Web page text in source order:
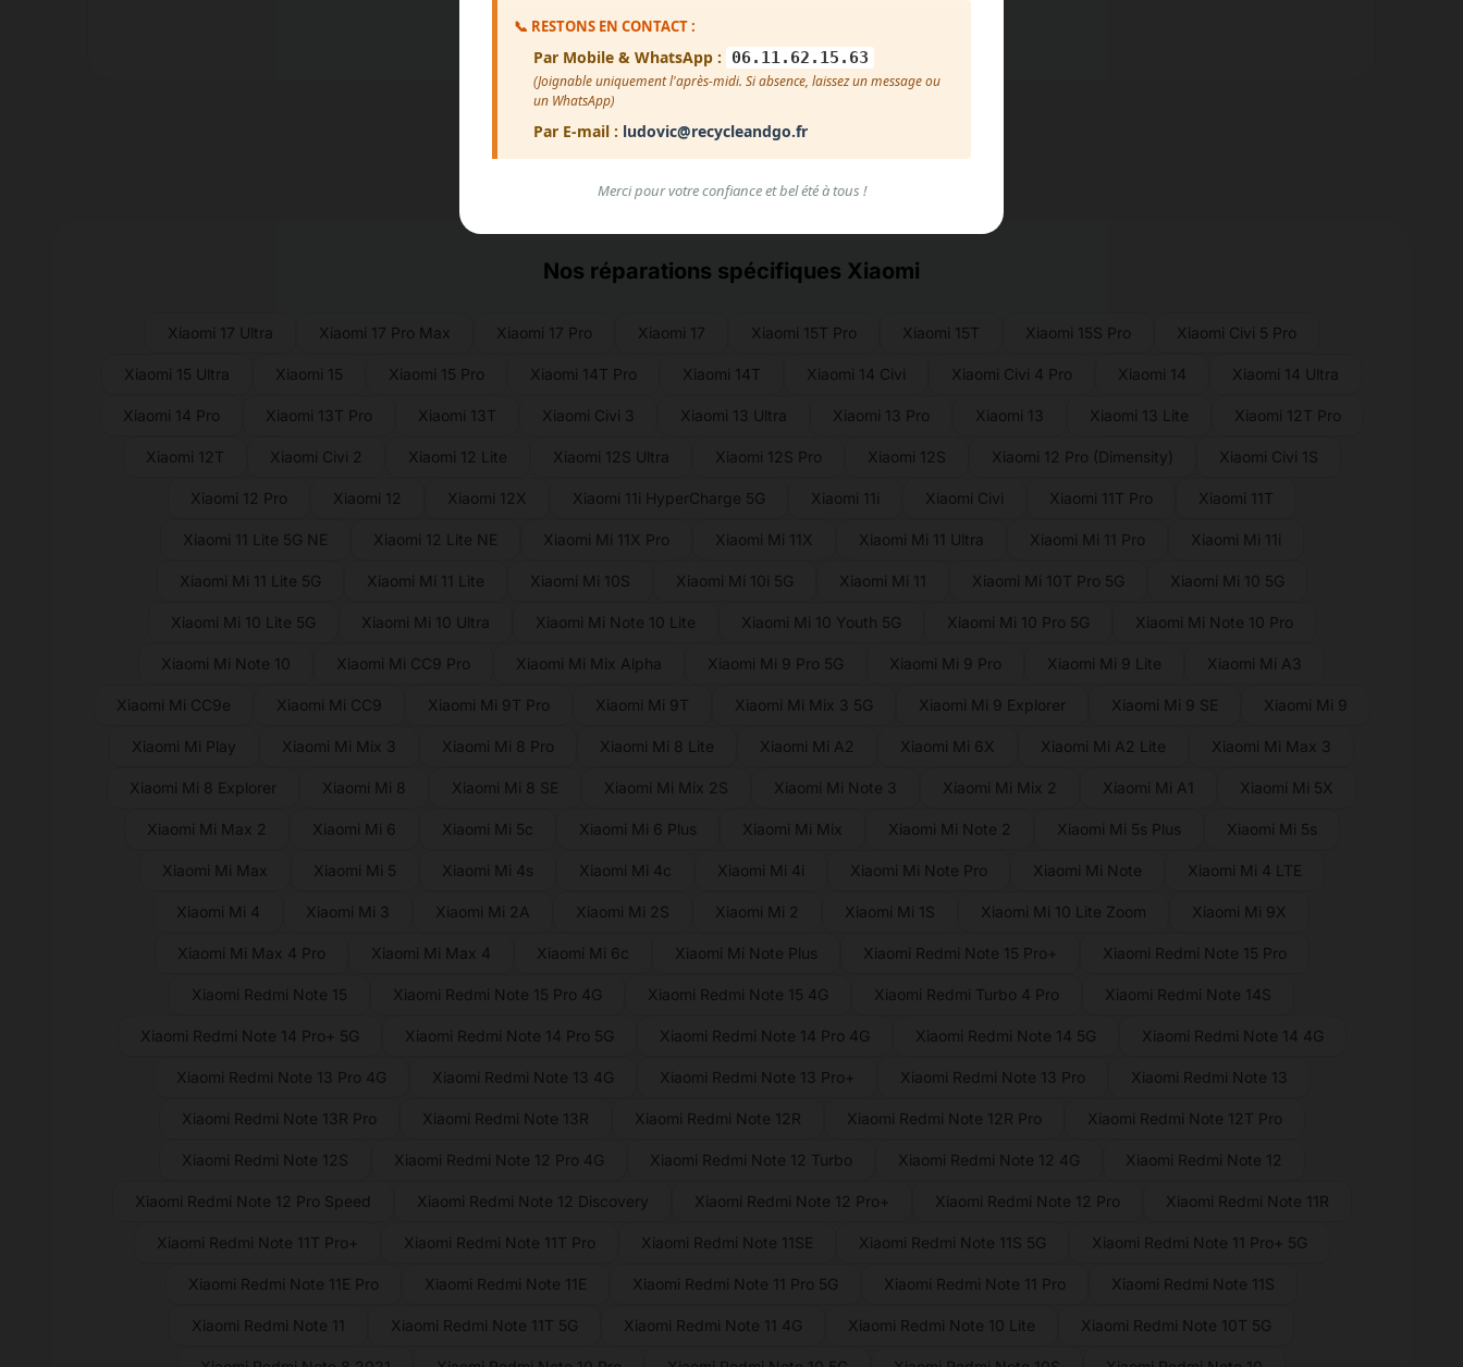
Nos réparations spécifiques Xiaomi
Xiaomi 17 Ultra Xiaomi 17 Pro Max Xiaomi 17 Pro Xiaomi 17 Xiaomi 15T Pro Xiaomi 15T Xiaomi 15S Pro Xiaomi Civi 5 Pro
Xiaomi 15 Ultra Xiaomi 15 Xiaomi 15 Pro Xiaomi 14T Pro Xiaomi 14T Xiaomi 14 Civi Xiaomi Civi 4 Pro Xiaomi 14 Xiaomi 14 Ultra
Xiaomi 14 Pro Xiaomi 13T Pro Xiaomi 13T Xiaomi Civi 3 Xiaomi 13 Ultra Xiaomi 13 Pro Xiaomi 13 Xiaomi 13 Lite Xiaomi 12T Pro
Xiaomi 12T Xiaomi Civi 2 Xiaomi 12 Lite Xiaomi 12S Ultra Xiaomi 12S Pro Xiaomi 12S Xiaomi 12 Pro (Dimensity) Xiaomi Civi 1S
Xiaomi 12 Pro Xiaomi 12 Xiaomi 12X Xiaomi 11i HyperCharge 5G Xiaomi 11i Xiaomi Civi Xiaomi 11T Pro Xiaomi 11T
Xiaomi 11 Lite 5G NE Xiaomi 12 Lite NE Xiaomi Mi 11X Pro Xiaomi Mi 11X Xiaomi Mi 11 Ultra Xiaomi Mi 11 Pro Xiaomi Mi 11i
Xiaomi Mi 11 Lite 5G Xiaomi Mi 11 Lite Xiaomi Mi 10S Xiaomi Mi 10i 5G Xiaomi Mi 11 Xiaomi Mi 10T Pro 5G Xiaomi Mi 10 5G
Xiaomi Mi 10 Lite 5G Xiaomi Mi 10 Ultra Xiaomi Mi Note 10 Lite Xiaomi Mi 10 Youth 5G Xiaomi Mi 10 Pro 5G Xiaomi Mi Note 10 Pro
Xiaomi Mi Note 10 Xiaomi Mi CC9 Pro Xiaomi Mi Mix Alpha Xiaomi Mi 9 Pro 5G Xiaomi Mi 9 Pro Xiaomi Mi 9 Lite Xiaomi Mi A3
Xiaomi Mi CC9e Xiaomi Mi CC9 Xiaomi Mi 9T Pro Xiaomi Mi 9T Xiaomi Mi Mix 3 5G Xiaomi Mi 9 Explorer Xiaomi Mi 9 SE Xiaomi Mi 9
Xiaomi Mi Play Xiaomi Mi Mix 3 Xiaomi Mi 8 Pro Xiaomi Mi 8 Lite Xiaomi Mi A2 Xiaomi Mi 6X Xiaomi Mi A2 Lite Xiaomi Mi Max 3
Xiaomi Mi 8 Explorer Xiaomi Mi 8 Xiaomi Mi 8 SE Xiaomi Mi Mix 2S Xiaomi Mi Note 3 Xiaomi Mi Mix 2 Xiaomi Mi A1 Xiaomi Mi 5X
Xiaomi Mi Max 2 Xiaomi Mi 6 Xiaomi Mi 5c Xiaomi Mi 6 Plus Xiaomi Mi Mix Xiaomi Mi Note 2 Xiaomi Mi 5s Plus Xiaomi Mi 5s
Xiaomi Mi Max Xiaomi Mi 5 Xiaomi Mi 4s Xiaomi Mi 4c Xiaomi Mi 4i Xiaomi Mi Note Pro Xiaomi Mi Note Xiaomi Mi 4 LTE
Xiaomi Mi 4 Xiaomi Mi 3 Xiaomi Mi 2A Xiaomi Mi 2S Xiaomi Mi 2 Xiaomi Mi 1S Xiaomi Mi 10 Lite Zoom Xiaomi Mi 9X
Xiaomi Mi Max 4 Pro Xiaomi Mi Max 4 Xiaomi Mi 6c Xiaomi Mi Note Plus Xiaomi Redmi Note 15 Pro+ Xiaomi Redmi Note 15 Pro
Xiaomi Redmi Note 15 Xiaomi Redmi Note 15 Pro 4G Xiaomi Redmi Note 15 4G Xiaomi Redmi Turbo 4 Pro Xiaomi Redmi Note 14S
Xiaomi Redmi Note 14 Pro+ 5G Xiaomi Redmi Note 14 Pro 5G Xiaomi Redmi Note 14 Pro 4G Xiaomi Redmi Note 14 5G Xiaomi Redmi Note 14 4G
Xiaomi Redmi Note 13 Pro 4G Xiaomi Redmi Note 13 4G Xiaomi Redmi Note 13 Pro+ Xiaomi Redmi Note 13 Pro Xiaomi Redmi Note 13
Xiaomi Redmi Note 13R Pro Xiaomi Redmi Note 13R Xiaomi Redmi Note 12R Xiaomi Redmi Note 12R Pro Xiaomi Redmi Note 12T Pro
Xiaomi Redmi Note 12S Xiaomi Redmi Note 12 Pro 4G Xiaomi Redmi Note 12 Turbo Xiaomi Redmi Note 12 4G Xiaomi Redmi Note 12
Xiaomi Redmi Note 12 Pro Speed Xiaomi Redmi Note 12 Discovery Xiaomi Redmi Note 12 Pro+ Xiaomi Redmi Note 12 Pro Xiaomi Redmi Note 11R
Xiaomi Redmi Note 11T Pro+ Xiaomi Redmi Note 11T Pro Xiaomi Redmi Note 11SE Xiaomi Redmi Note 11S 5G Xiaomi Redmi Note 11 Pro+ 5G
Xiaomi Redmi Note 11E Pro Xiaomi Redmi Note 11E Xiaomi Redmi Note 11 Pro 5G Xiaomi Redmi Note 11 Pro Xiaomi Redmi Note 11S
Xiaomi Redmi Note 11 Xiaomi Redmi Note 11T 5G Xiaomi Redmi Note 11 4G Xiaomi Redmi Note 10 Lite Xiaomi Redmi Note 10T 5G
📞 RESTONS EN CONTACT :
Par Mobile & WhatsApp : 06.11.62.15.63
(Joignable uniquement l'après-midi. Si absence, laissez un message ou
un WhatsApp)
Par E-mail : ludovic@recycleandgo.fr
Merci pour votre confiance et bel été à tous !